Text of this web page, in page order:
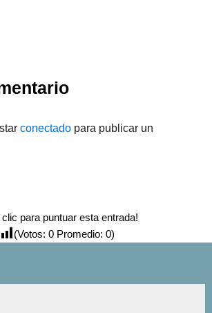
conectado para publicar un
clic para puntuar esta entrada!
(Votos: 0 Promedio: 0)